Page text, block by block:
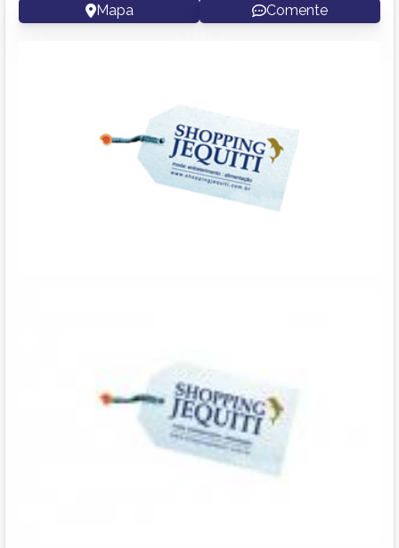
Mapa Comente